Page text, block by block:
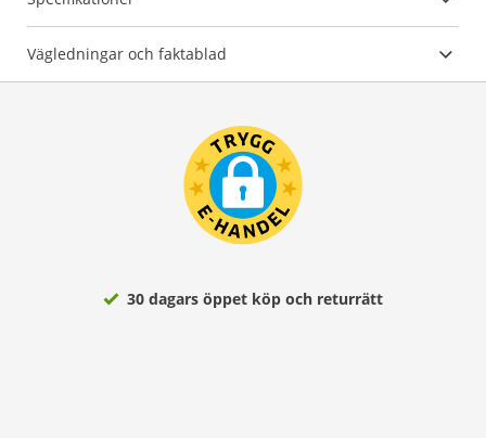
Vägledningar och faktablad
30 dagars öppet köp och returrätt